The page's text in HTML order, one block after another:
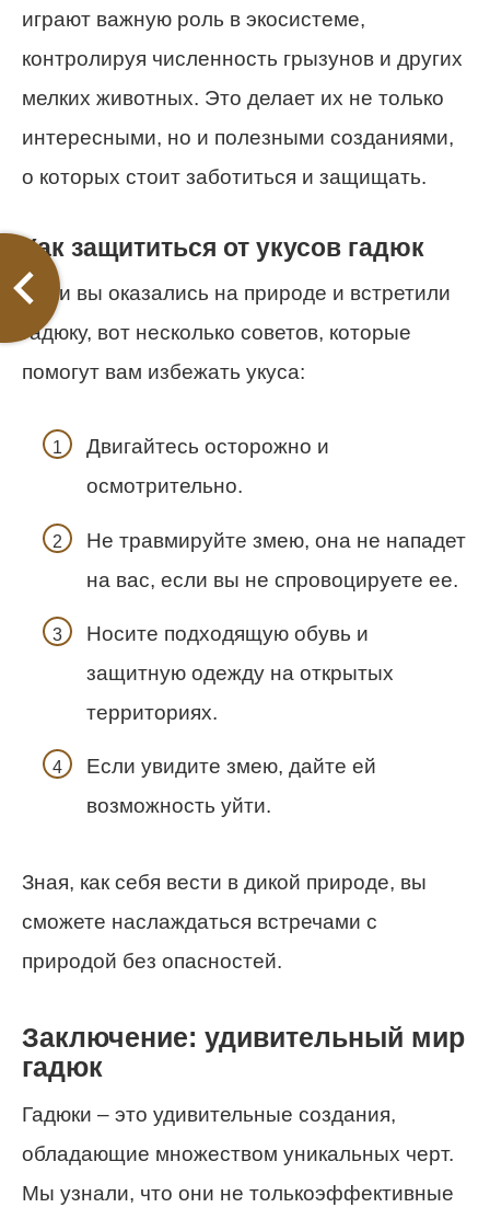
играют важную роль в экосистеме,
контролируя численность грызунов и других
мелких животных. Это делает их не только
интересными, но и полезными созданиями,
о которых стоит заботиться и защищать.
Как защититься от укусов гадюк
Если вы оказались на природе и встретили
гадюку, вот несколько советов, которые
помогут вам избежать укуса:
Двигайтесь осторожно и
осмотрительно.
Не травмируйте змею, она не нападет
на вас, если вы не спровоцируете ее.
Носите подходящую обувь и
защитную одежду на открытых
территориях.
Если увидите змею, дайте ей
возможность уйти.
Зная, как себя вести в дикой природе, вы
сможете наслаждаться встречами с
природой без опасностей.
Заключение: удивительный мир
гадюк
Гадюки – это удивительные создания,
обладающие множеством уникальных черт.
Мы узнали, что они не толькоэффективные